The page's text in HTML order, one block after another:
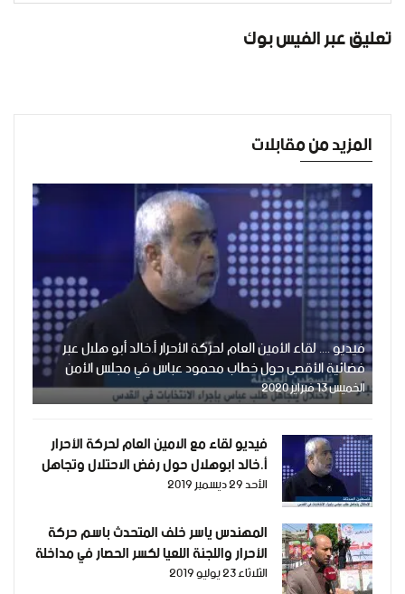
تعليق عبر الفيس بوك
المزيد من مقابلات
فيديو .... لقاء الأمين العام لحركة الأحرار أ.خالد أبو هلال عبر
فضائية الأقصى حول خطاب محمود عباس في مجلس الأمن
الخميس 13 فبراير 2020
فيديو لقاء مع الامين العام لحركة الأحرار
أ.خالد ابوهلال حول رفض الاحتلال وتجاهل
الأحد 29 ديسمبر 2019
المهندس ياسر خلف المتحدث باسم حركة
الأحرار واللجنة اللعيا لكسر الحصار في مداخلة
حول مسيرة التجار والعاملين ضد الحصار
الثلاثاء 23 يوليو 2019